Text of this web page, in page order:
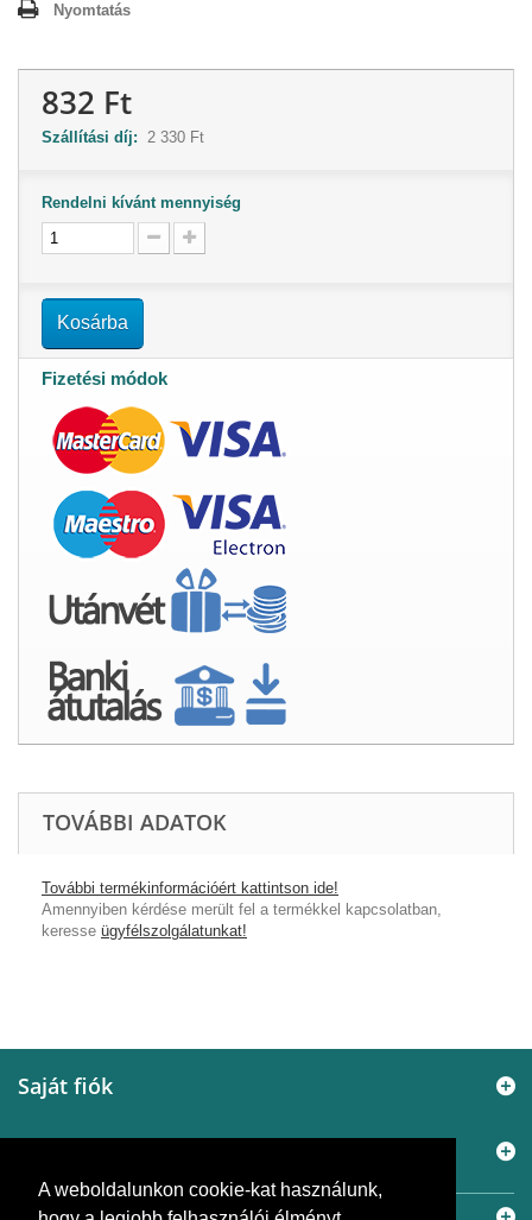
A weboldalunkon cookie-kat használunk,
Nyomtatás
832 Ft
Szállítási díj: 2 330 Ft
Rendelni kívánt mennyiség
Kosárba
Fizetési módok
TOVÁBBI ADATOK
További termékinformációért kattintson ide!
Amennyiben kérdése merült fel a termékkel kapcsolatban,
keresse ügyfélszolgálatunkat!
Saját fiók